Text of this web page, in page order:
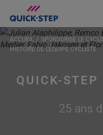
QUICK-
25 ans
ACCUEIL
SPONSORISE LE
HISTOIRE DE L’ÉQUIPE CYCLISTE